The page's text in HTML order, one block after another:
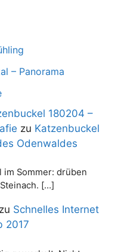
– Panorama
180204 –
zu Katzenbuckel
Odenwaldes
Sommer: drüben
[…]
zu Schnelles Internet
2017